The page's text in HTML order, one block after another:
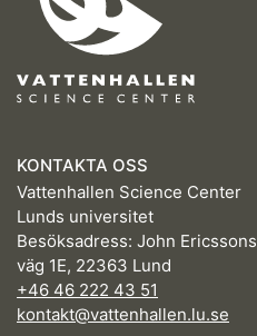
KONTAKTA OSS
Vattenhallen Science Center
Lunds universitet
Besöksadress: John Ericssons
väg 1E, 22363 Lund
+46 46 222 43 51
kontakt@vattenhallen.lu.se